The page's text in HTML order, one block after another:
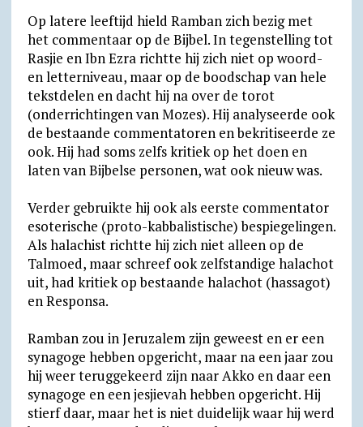
Op latere leeftijd hield Ramban zich bezig met
het commentaar op de Bijbel. In tegenstelling tot
Rasjie en Ibn Ezra richtte hij zich niet op woord-
en letterniveau, maar op de boodschap van hele
tekstdelen en dacht hij na over de torot
(onderrichtingen van Mozes). Hij analyseerde ook
de bestaande commentatoren en bekritiseerde ze
ook. Hij had soms zelfs kritiek op het doen en
laten van Bijbelse personen, wat ook nieuw was.
Verder gebruikte hij ook als eerste commentator
esoterische (proto-kabbalistische) bespiegelingen.
Als halachist richtte hij zich niet alleen op de
Talmoed, maar schreef ook zelfstandige halachot
uit, had kritiek op bestaande halachot (hassagot)
en Responsa.
Ramban zou in Jeruzalem zijn geweest en er een
synagoge hebben opgericht, maar na een jaar zou
hij weer teruggekeerd zijn naar Akko en daar een
synagoge en een jesjievah hebben opgericht. Hij
stierf daar, maar het is niet duidelijk waar hij werd